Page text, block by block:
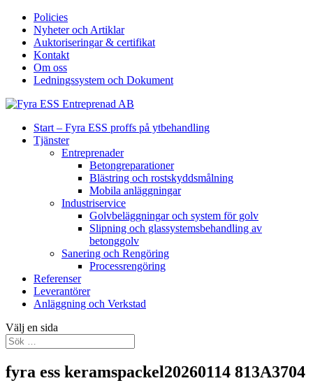
Policies
Nyheter och Artiklar
Auktoriseringar & certifikat
Kontakt
Om oss
Ledningssystem och Dokument
Start – Fyra ESS proffs på ytbehandling
Tjänster
Entreprenader
Betongreparationer
Blästring och rostskyddsmålning
Mobila anläggningar
Industriservice
Golvbeläggningar och system för golv
Slipning och glassystemsbehandling av
betonggolv
Sanering och Rengöring
Processrengöring
Referenser
Leverantörer
Anläggning och Verkstad
Välj en sida
fyra ess keramspackel20260114 813A3704